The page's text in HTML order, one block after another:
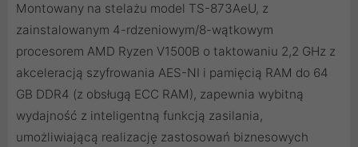
Montowany na stelażu model TS-873AeU, z
zainstalowanym 4-rdzeniowym/8-wątkowym
procesorem AMD Ryzen V1500B o taktowaniu 2,2 GHz z
akceleracją szyfrowania AES-NI i pamięcią RAM do 64
GB DDR4 (z obsługą ECC RAM), zapewnia wybitną
wydajność z inteligentną funkcją zasilania,
umożliwiającą realizację zastosowań biznesowych